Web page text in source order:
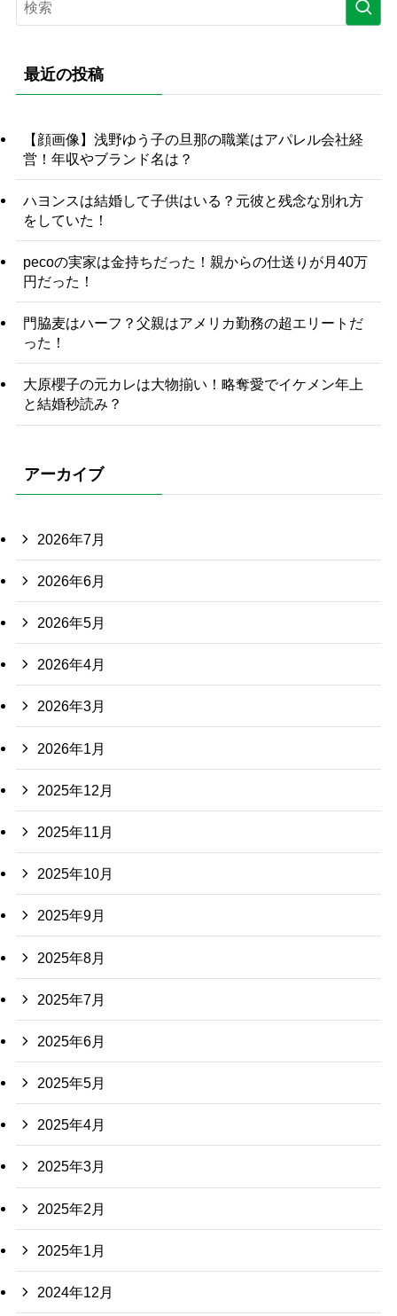
最近の投稿
【顔画像】浅野ゆう子の旦那の職業はアパレル会社経
営！年収やブランド名は？
ハヨンスは結婚して子供はいる？元彼と残念な別れ方
をしていた！
pecoの実家は金持ちだった！親からの仕送りが月40万
円だった！
門脇麦はハーフ？父親はアメリカ勤務の超エリートだ
った！
大原櫻子の元カレは大物揃い！略奪愛でイケメン年上
と結婚秒読み？
アーカイブ
2026年7月
2026年6月
2026年5月
2026年4月
2026年3月
2026年1月
2025年12月
2025年11月
2025年10月
2025年9月
2025年8月
2025年7月
2025年6月
2025年5月
2025年4月
2025年3月
2025年2月
2025年1月
2024年12月